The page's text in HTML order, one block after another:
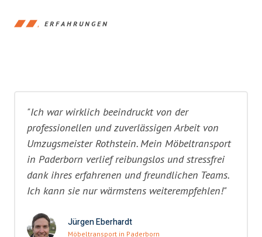
ERFAHRUNGEN
"Ich war wirklich beeindruckt von der
professionellen und zuverlässigen Arbeit von
Umzugsmeister Rothstein. Mein Möbeltransport
in Paderborn verlief reibungslos und stressfrei
dank ihres erfahrenen und freundlichen Teams.
Ich kann sie nur wärmstens weiterempfehlen!"
Jürgen Eberhardt
Möbeltransport in Paderborn